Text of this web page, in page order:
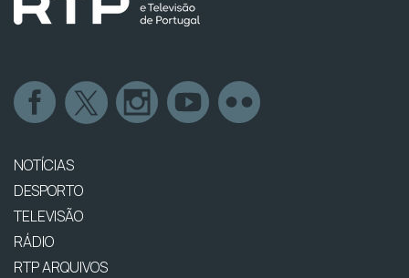
NOTÍCIAS
DESPORTO
TELEVISÃO
RÁDIO
RTP ARQUIVOS